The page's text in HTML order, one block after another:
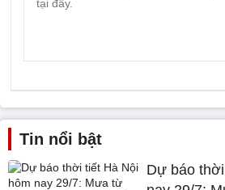
Tin nổi bật
Dự báo